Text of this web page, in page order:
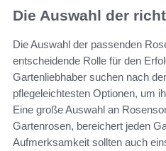
Die Auswahl der
Die Auswahl der passenden
entscheidende Rolle für den
Gartenliebhaber suchen nach
pflegeleichtesten Optionen, um
Eine große Auswahl an
Gartenrosen, bereichert jeden
Aufmerksamkeit sollten auch